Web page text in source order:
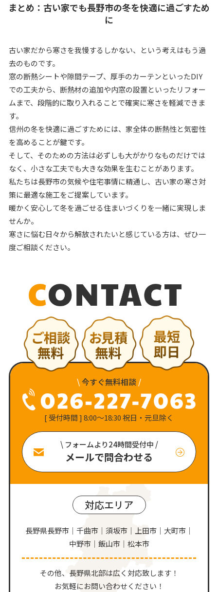
まとめ：古い家でも長野市の冬を快適に過ごすため
に
古い家だから寒さを我慢するしかない、という考えはもう過
去のものです。
窓の断熱シートや隙間テープ、厚手のカーテンといったDIY
での工夫から、断熱材の追加や内窓の設置といったリフォー
ムまで、段階的に取り入れることで確実に寒さを軽減できま
す。
信州の冬を快適に過ごすためには、家全体の断熱性と気密性
を高めることが鍵です。
そして、そのための方法は必ずしも大がかりなものだけでは
なく、小さな工夫でも大きな効果を生むことがあります。
私たちは長野市の気候や住宅事情に精通し、古い家の寒さ対
策に最適な施工をご提案しています。
暖かく安心して冬を過ごせる住まいづくりを一緒に実現しま
せんか。
寒さに悩む日々から解放されたいと感じている方は、ぜひ一
度ご相談ください。
\ 今すぐ無料相談 /
[ 受付時間 ] 8:00〜18:30 祝日・元旦除く
\ フォームより24時間受付中 /
メールで問合わせる
対応エリア
長野県長野市｜千曲市｜須坂市｜上田市｜大町市｜
中野市｜飯山市｜松本市
その他、⻑野県北部は広く対応致します！
お気軽にお問い合わせください！